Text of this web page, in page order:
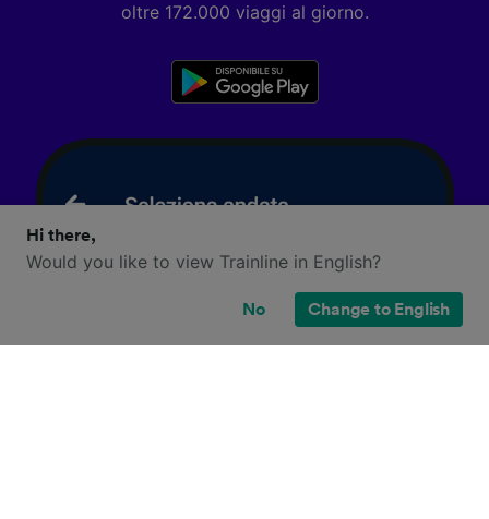
oltre 172.000 viaggi al giorno.
Hi there,
Would you like to view Trainline in English?
No Change to English